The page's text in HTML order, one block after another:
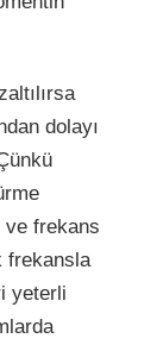
dolayı
ve frekans
frekansla
yeterli